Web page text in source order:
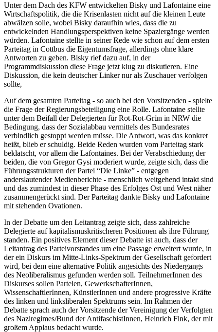
Unter dem Dach des KFW entwickelten Bisky und Lafontaine eine
Wirtschaftspolitik, die die Krisenlasten nicht auf die kleinen Leute
abwälzen solle, wobei Bisky daraufhin wies, dass die zu
entwickelnden Handlungsperspektiven keine Spaziergänge werden
würden. Lafontaine stellte in seiner Rede wie schon auf dem ersten
Parteitag in Cottbus die Eigentumsfrage, allerdings ohne klare
Antworten zu geben. Bisky rief dazu auf, in der
Programmdiskussion diese Frage jetzt klug zu diskutieren. Eine
Diskussion, die kein deutscher Linker nur als Zuschauer verfolgen
sollte,
Auf dem gesamten Parteitag - so auch bei den Vorsitzenden - spielte
die Frage der Regierungsbeteiligung eine Rolle. Lafontaine stellte
unter dem Beifall der Delegierten für Rot-Rot-Grün in NRW die
Bedingung, dass der Sozialabbau vermittels des Bundesrates
verbindlich gestoppt werden müsse. Die Antwort, was das konkret
heißt, blieb er schuldig. Beide Reden wurden vom Parteitag stark
beklatscht, vor allem die Lafontaines. Bei der Verabschiedung der
beiden, die von Gregor Gysi moderiert wurde, zeigte sich, dass die
Führungsstrukturen der Partei “Die Linke” - entgegen
anderslautender Medienberichte - menschlich weitgehend intakt sind
und das zumindest in dieser Phase des Erfolges Ost und West näher
zusammengerückt sind. Der Parteitag dankte Bisky und Lafontaine
mit stehenden Ovationen.
In der Debatte um den Leitantrag zeigte sich, dass zahlreiche
Delegierte auf kapitalismuskritischeren Positionen als ihre Führung
standen. Ein positives Element dieser Debatte ist auch, dass der
Leitantrag des Parteivorstandes um eine Passage erweitert wurde, in
der ein Diskurs im Mitte-Links-Spektrum der Gesellschaft gefordert
wird, bei dem eine alternative Politik angesichts des Niedergangs
des Neoliberalismus gefunden werden soll. TeilnehmerInnen des
Diskurses sollen Parteien, GewerkschafterInnen,
WissenschaftlerInnen, KünstlerInnen und andere progressive Kräfte
des linken und linksliberalen Spektrums sein. Im Rahmen der
Debatte sprach auch der Vorsitzende der Vereinigung der Verfolgten
des Naziregimes/Bund der AntifaschistInnen, Heinrich Fink, der mit
großem Applaus bedacht wurde.